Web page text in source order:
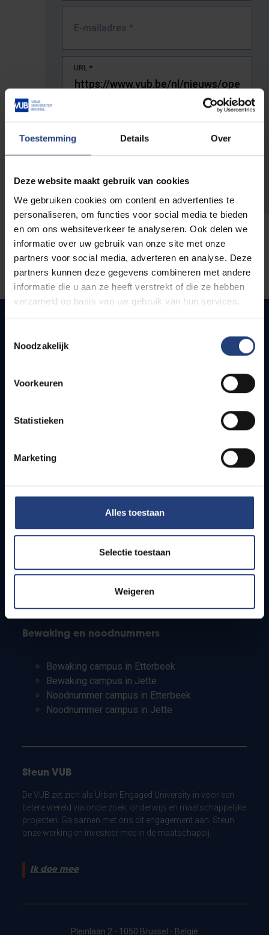
Toestemming Details Over
Deze website maakt gebruik van cookies
We gebruiken cookies om content en advertenties te
personaliseren, om functies voor social media te bieden
en om ons websiteverkeer te analyseren. Ook delen we
informatie over uw gebruik van onze site met onze
partners voor social media, adverteren en analyse. Deze
partners kunnen deze gegevens combineren met andere
informatie die u aan ze heeft verstrekt of die ze hebben
verzameld op basis van uw gebruik van hun services.
Noodzakelijk
Voorkeuren
Statistieken
Marketing
Alles toestaan
Selectie toestaan
Weigeren
E-mailadres *
URL *
De volledige URL van de pagina waar je de fout zag.
Snel naar
Bereikbaarheid
Studenten
PhD-studenten
Leerkrachten en secundaire scholen
Bewaking en noodnummers
Bewaking campus in Etterbeek
Bewaking campus in Jette
Noodnummer campus in Etterbeek
Noodnummer campus in Jette
Steun VUB
De VUB zet zich als Urban Engaged University in voor een
betere wereld via onderzoek, onderwijs en maatschappelijke
projecten. Ga samen met ons dit engagement aan. Steun
onze werking en investeer mee in de maatschappij.
Ik doe mee
Pleinlaan 2 - 1050 Brussel - België